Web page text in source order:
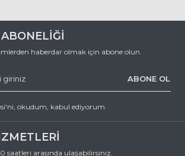
44
arayabilir veya
hem de stilinizi tamamlayan mükemmel bir
saatleri arasında ulaşabilirsiniz.
haberdar olmak için abone olun.
ABONE OL
, okudum, kabul ediyorum.